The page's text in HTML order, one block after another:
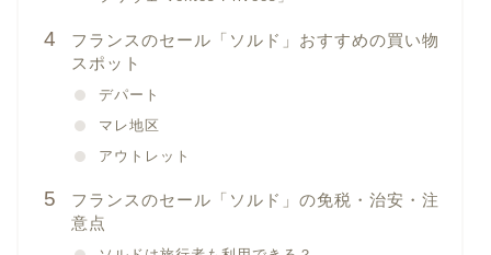
フランスのセール「ソルド」おすすめの買い物
スポット
デパート
マレ地区
アウトレット
フランスのセール「ソルド」の免税・治安・注
意点